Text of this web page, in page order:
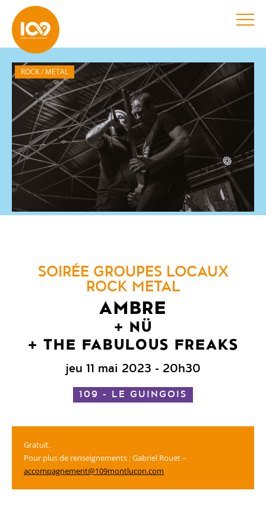
ROCK / METAL
SOIRÉE GROUPES LOCAUX
ROCK METAL
AMBRE
NÜ
THE FABULOUS FREAKS
jeu 11 mai 2023 - 20h30
109 - LE GUINGOIS
Gratuit.
Pour plus de renseignements : Gabriel Rouet –
accompagnement@109montlucon.com